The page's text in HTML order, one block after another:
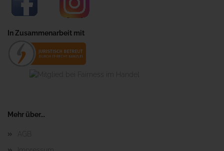
In Zusammenarbeit mit
Mehr über...